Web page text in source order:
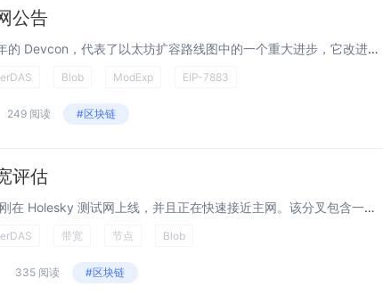
公告
Fusaka 跟随今年的 Devcon，代表了以太坊扩容路线图中的一个重大进步，它改进了 L1 性能，增加了 blob 吞吐量，并增强了用户体验。 Fusaka 主网客户端版本已列出 。 Fusaka 概述 Fusaka 的主要特...
Blob ModExp EIP-7883
249 阅读 #区块链
评估
介绍 Fusaka 刚刚在 Holesky 测试网上线，并且正在快速接近主网。该分叉包含一个名为 PeerDAS 的新功能，这是一种向网络上的节点分发 blob 的新方式。在 PeerDAS 中，节点将负责“保管”不同部分的 blob...
带宽 节点 Blob
335 阅读 #区块链